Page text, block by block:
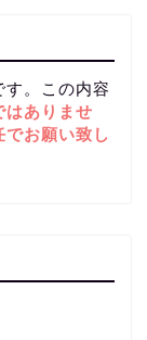
す。この内容
はありませ
でお願い致し